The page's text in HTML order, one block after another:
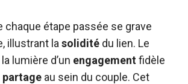
chaque étape passée se grave
illustrant la solidité du lien. Le
lumière d’un engagementfidèle
partage au sein du couple. Cet